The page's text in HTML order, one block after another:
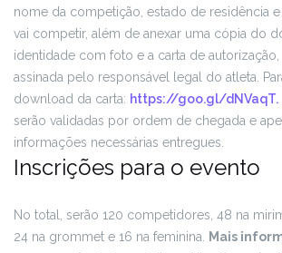
nome da competição, estado de residência
vai competir, além de anexar uma cópia do
identidade com foto e a carta de
assinada pelo responsável legal do atleta.
download da carta: https://goo.gl/dNVaqT.
serão validadas por ordem de chegada e
informações necessárias entregues.
Inscrições para o evento
No total, serão 120 competidores, 48 na
24 na grommet e 16 na feminina.
Mais